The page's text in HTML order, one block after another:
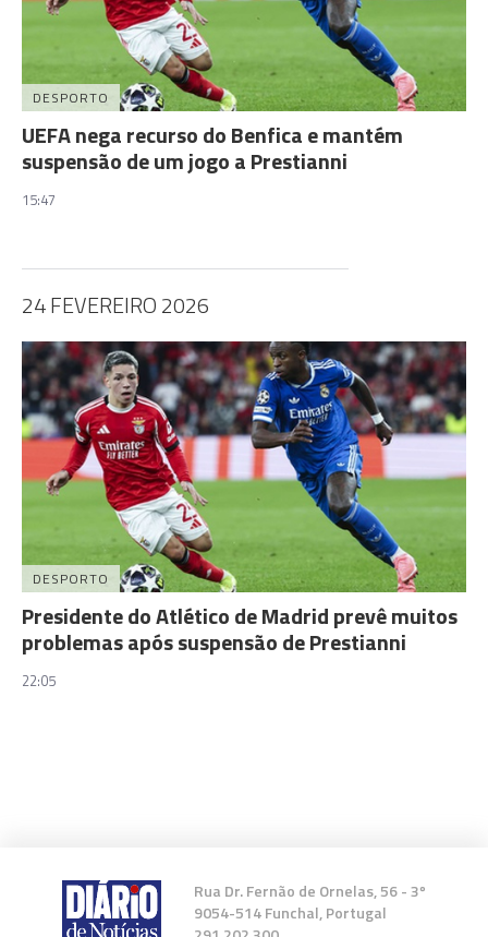
DESPORTO
UEFA nega recurso do Benfica e mantém
suspensão de um jogo a Prestianni
15:47
24 FEVEREIRO 2026
DESPORTO
Presidente do Atlético de Madrid prevê muitos
problemas após suspensão de Prestianni
22:05
Rua Dr. Fernão de Ornelas, 56 - 3º
9054-514 Funchal, Portugal